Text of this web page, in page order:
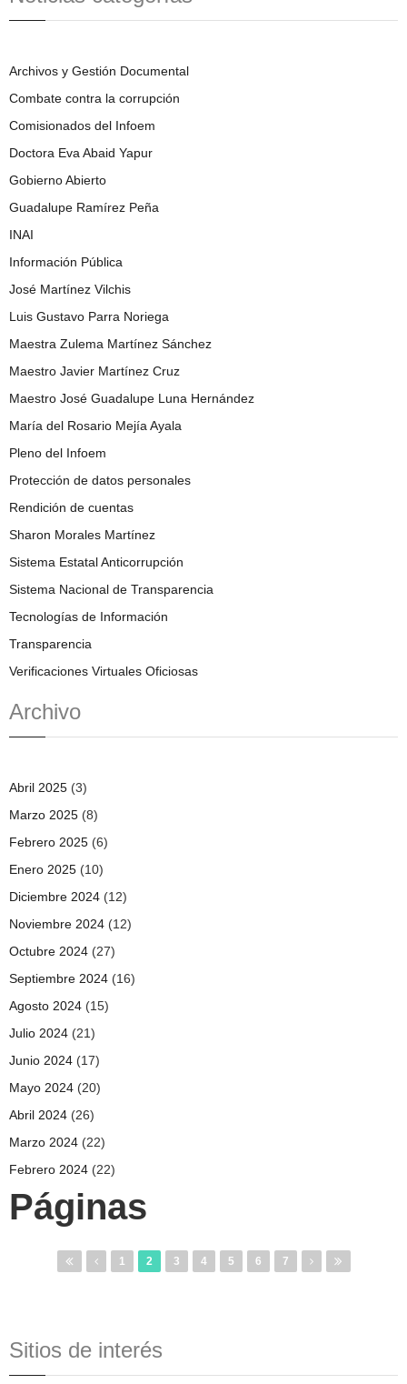
Archivos y Gestión Documental
Combate contra la corrupción
Comisionados del Infoem
Doctora Eva Abaid Yapur
Gobierno Abierto
Guadalupe Ramírez Peña
INAI
Información Pública
José Martínez Vilchis
Luis Gustavo Parra Noriega
Maestra Zulema Martínez Sánchez
Maestro Javier Martínez Cruz
Maestro José Guadalupe Luna Hernández
María del Rosario Mejía Ayala
Pleno del Infoem
Protección de datos personales
Rendición de cuentas
Sharon Morales Martínez
Sistema Estatal Anticorrupción
Sistema Nacional de Transparencia
Tecnologías de Información
Transparencia
Verificaciones Virtuales Oficiosas
Archivo
Abril 2025 (3)
Marzo 2025 (8)
Febrero 2025 (6)
Enero 2025 (10)
Diciembre 2024 (12)
Noviembre 2024 (12)
Octubre 2024 (27)
Septiembre 2024 (16)
Agosto 2024 (15)
Julio 2024 (21)
Junio 2024 (17)
Mayo 2024 (20)
Abril 2024 (26)
Marzo 2024 (22)
Febrero 2024 (22)
Páginas
1 2 3 4 5 6 7
Sitios de interés